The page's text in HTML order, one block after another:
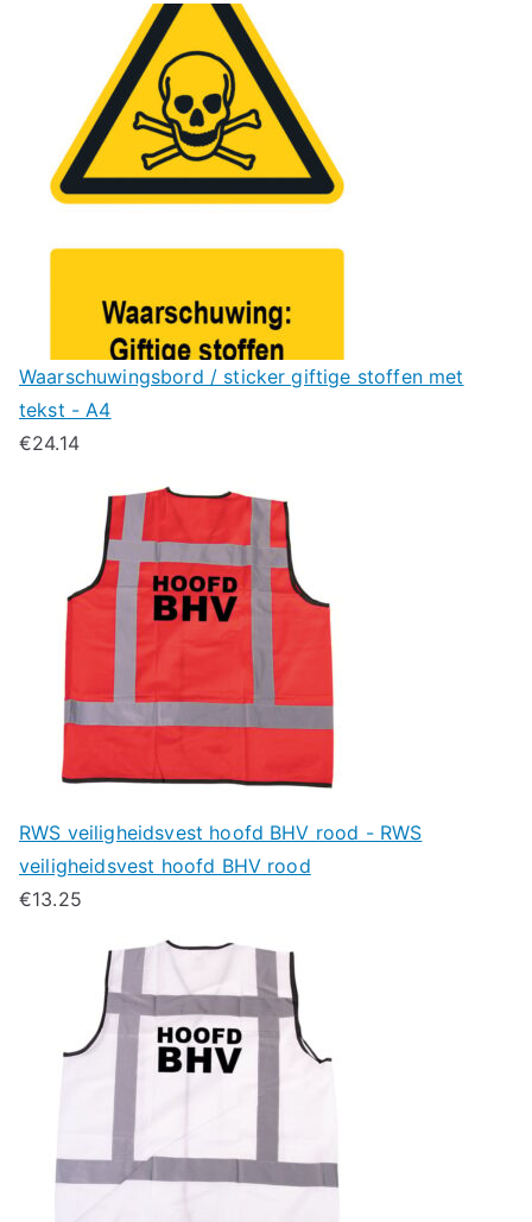
Waarschuwingsbord / sticker giftige stoffen met
tekst - A4
€24.14
RWS veiligheidsvest hoofd BHV rood - RWS
veiligheidsvest hoofd BHV rood
€13.25